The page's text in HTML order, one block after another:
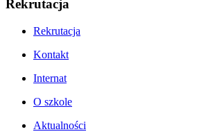
Rekrutacja
Rekrutacja
Kontakt
Internat
O szkole
Aktualności